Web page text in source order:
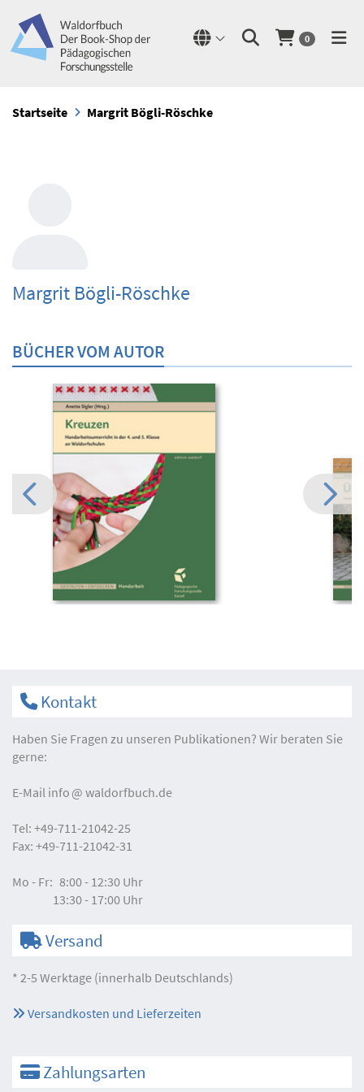
0
Startseite Margrit Bögli-Röschke
Margrit Bögli-Röschke
BÜCHER VOM AUTOR
Kontakt
Haben Sie Fragen zu unseren Publikationen? Wir beraten Sie
gerne:
E-Mail info waldorfbuch.de
Tel: +49-711-21042-25
Fax: +49-711-21042-31
Mo - Fr: 8:00 - 12:30 Uhr
13:30 - 17:00 Uhr
Versand
* 2-5 Werktage (innerhalb Deutschlands)
Versandkosten und Lieferzeiten
Zahlungsarten